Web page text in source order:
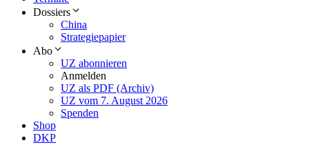
Dossiers
China
Strategiepapier
Abo
UZ abonnieren
Anmelden
UZ als PDF (Archiv)
UZ vom 7. August 2026
Spenden
Shop
DKP